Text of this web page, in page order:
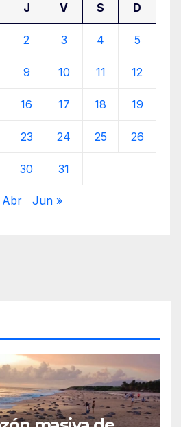
J V S D
2 3 4 5
9 10 11 12
16 17 18 19
23 24 25 26
30 31
Abr Jun »